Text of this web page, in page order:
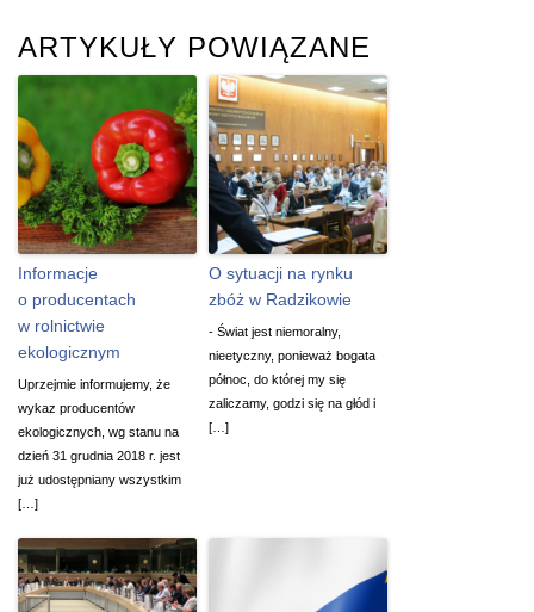
ARTYKUŁY POWIĄZANE
Informacje
o producentach
w rolnictwie
ekologicznym
Uprzejmie informujemy, że
wykaz producentów
ekologicznych, wg stanu na
dzień 31 grudnia 2018 r. jest
już udostępniany wszystkim
[…]
O sytuacji na rynku
zbóż w Radzikowie
- Świat jest niemoralny,
nieetyczny, ponieważ bogata
północ, do której my się
zaliczamy, godzi się na głód i
[…]